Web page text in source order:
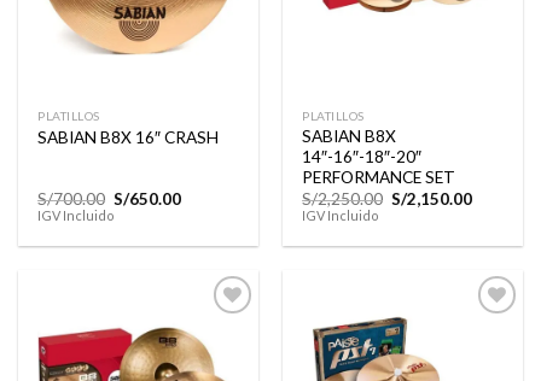
PLATILLOS
SABIAN B8X 16″ CRASH
S/700.00 El
precio
era:
S/650.00El
es:
IGV Incluido
PLATILLOS
SABIAN B8X
14″-16″-18″-20″
PERFORMANCE SET
S/2,250.00 El
precio
era:
S/2,150.00El
es:
IGV Incluido
Añadir